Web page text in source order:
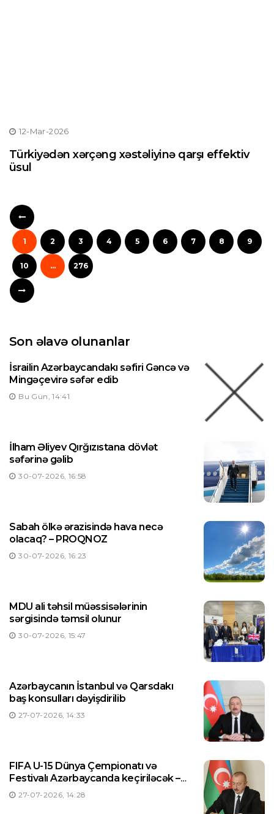
12-Mar-2026
Türkiyədən xərçəng xəstəliyinə qarşı effektiv
üsul
1 2 3 4 5 6 7 8 9
10 ... 276
Son əlavə olunanlar
İsrailin Azərbaycandakı səfiri Gəncə və
Mingəçevirə səfər edib
Bu Gün, 14:41
İlham Əliyev Qırğızıstana dövlət
səfərinə gəlib
30-07-2026, 16:58
Sabah ölkə ərazisində hava necə
olacaq? – PROQNOZ
30-07-2026, 16:23
MDU ali təhsil müəssisələrinin
sərgisində təmsil olunur
30-07-2026, 15:47
Azərbaycanın İstanbul və Qarsdakı
baş konsulları dəyişdirilib
27-07-2026, 14:33
FIFA U-15 Dünya Çempionatı və
Festivalı Azərbaycanda keçiriləcək –
Prezident Sərəncam imzaladı
27-07-2026, 14:28